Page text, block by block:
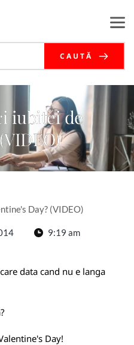
CAUTĂ
iubitei de
Day? (VIDEO)
9:19 am
data cand nu e langa
Day!